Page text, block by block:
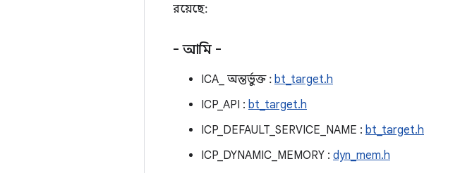
রয়েছে:
- আমি -
ICA_ অন্তর্ভুক্ত : bt_target.h
ICP_API : bt_target.h
ICP_DEFAULT_SERVICE_NAME : bt_target.h
ICP_DYNAMIC_MEMORY : dyn_mem.h